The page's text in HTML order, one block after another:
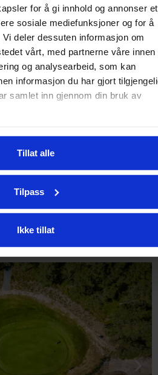
for å gi innhold og annonser et
sosiale mediefunksjoner og for å
deler dessuten informasjon om
vårt, med partnerne våre innen
og analysearbeid, som kan
informasjon du har gjort
samlet inn gjennom din bruk av
Tillat alle
Tilpass
Ikke tillat